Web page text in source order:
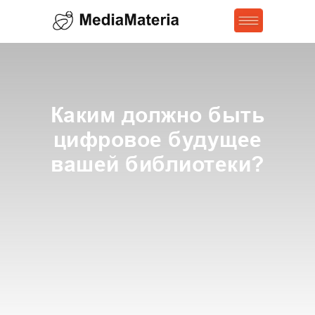
Каким должно быть
цифровое будущее
вашей библиотеки?